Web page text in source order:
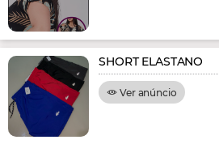
SHORT ELASTANO
Ver anúncio